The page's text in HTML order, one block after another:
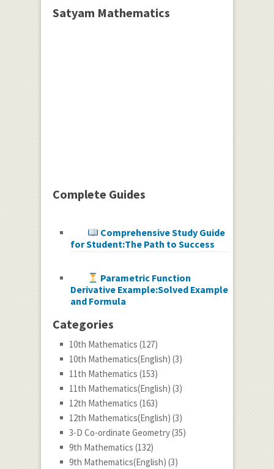
Satyam Mathematics
Complete Guides
Comprehensive Study Guide
for Student:The Path to Success
Parametric Function
Derivative Example:Solved Example
and Formula
Categories
10th Mathematics (127)
10th Mathematics(English) (3)
11th Mathematics (153)
11th Mathematics(English) (3)
12th Mathematics (163)
12th Mathematics(English) (3)
3-D Co-ordinate Geometry(35)
9th Mathematics (132)
9th Mathematics(English) (3)